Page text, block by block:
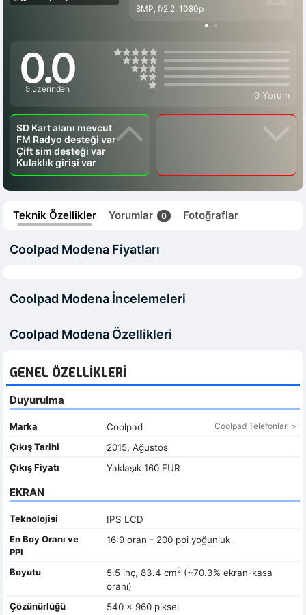
8MP, f/2.2, 1080p
0.0
5 üzerinden
0 Yorum
SD Kart alanı mevcut
FM Radyo desteği var
Çift sim desteği var
Kulaklık girişi var
Teknik Özellikler Yorumlar 0 Fotoğraflar
Coolpad Modena Fiyatları
Coolpad Modena İncelemeleri
Coolpad Modena Özellikleri
GENEL ÖZELLIKLERI
Duyurulma
Marka Coolpad Coolpad Telefonları >
Çıkış Tarihi
2015, Ağustos
Çıkış Fiyatı
Yaklaşık 160 EUR
EKRAN
Teknolojisi
IPS LCD
En Boy Oranı ve
PPI
16:9 oran - 200 ppi yoğunluk
Boyutu 5.5 inç, 83.4 cm2(~70.3% ekran-kasa
oranı)
Çözünürlüğü
540 x 960 piksel